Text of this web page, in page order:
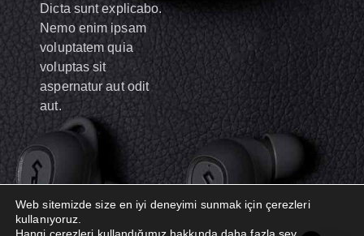
Dicta sunt explicabo.
Nemo enim ipsam
voluptatem quia
voluptas sit
aspernatur aut odit
aut.
Web sitemizde size en iyi deneyimi sunmak için çerezleri
kullanıyoruz.